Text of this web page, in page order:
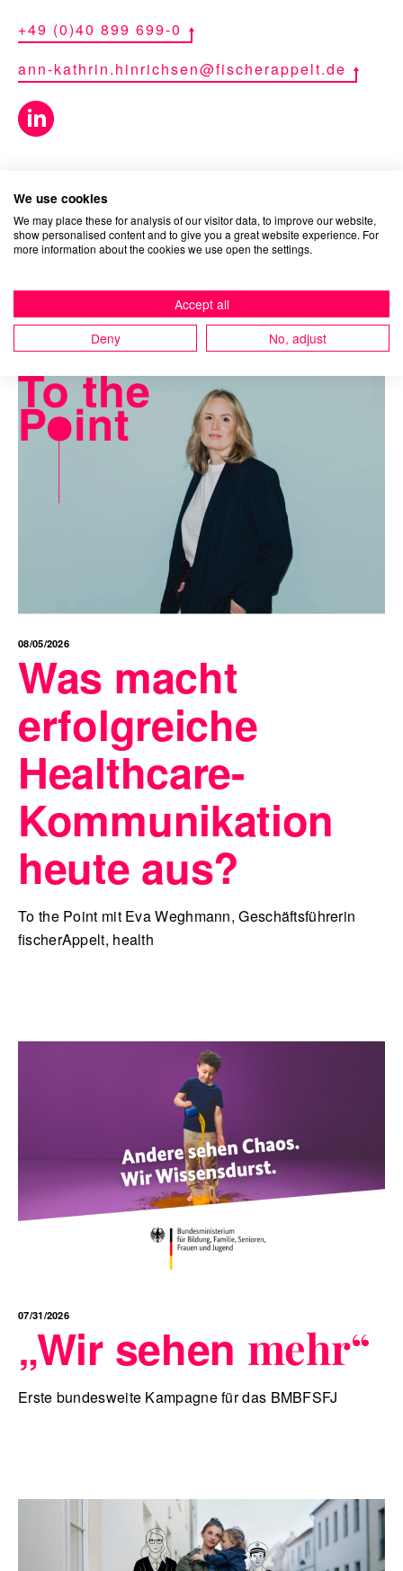
+49 (0)40 899 699-0
ann-kathrin.hinrichsen@fischerappelt.de
Ähnliche Inhalte
08/05/2026
Was macht
erfolgreiche
Healthcare-
Kommunikation
heute aus?
To the Point mit Eva Weghmann, Geschäftsführerin
fischerAppelt, health
07/31/2026
„Wir sehen mehr“
Erste bundesweite Kampagne für das BMBFSFJ
We use cookies
We may place these for analysis of our visitor data, to improve our website,
show personalised content and to give you a great website experience. For
more information about the cookies we use open the settings.
Accept all
Deny
No, adjust